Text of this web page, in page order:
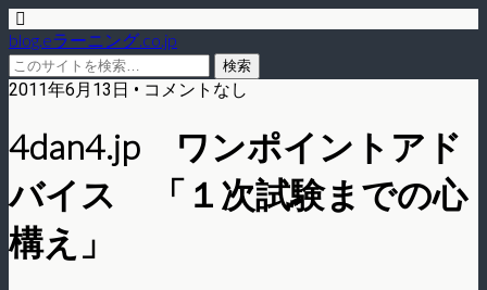
blog.eラーニング.co.jp
2011年6月13日 • コメントなし
4dan4.jp ワンポイントアド
バイス 「１次試験までの心
構え」